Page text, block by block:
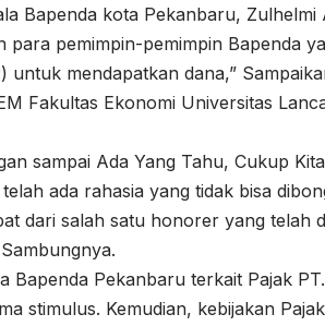
Bapenda kota Pekanbaru, Zulhelmi
para pemimpin-pemimpin Bapenda
untuk mendapatkan dana,”
Fakultas Ekonomi Universitas
sampai Ada Yang Tahu, Cukup
ada rahasia yang tidak bisa
dari salah satu honorer yang telah
Bapenda Pekanbaru terkait Pajak
stimulus. Kemudian, kebijakan